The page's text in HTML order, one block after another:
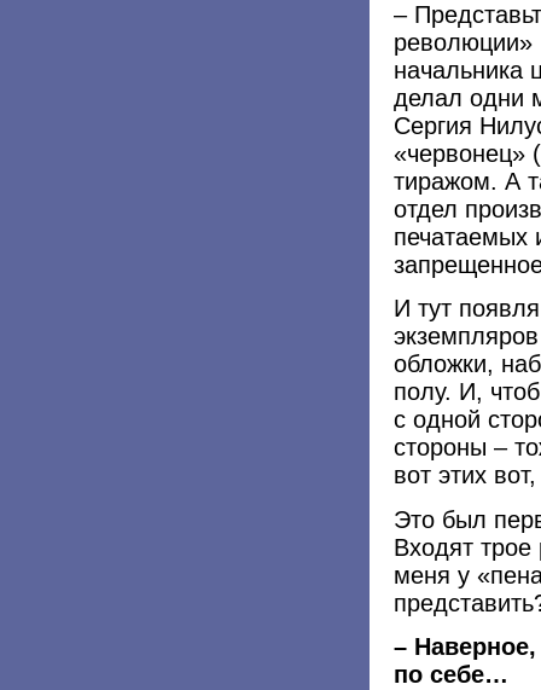
–
революции»
начальника
делал одни
Сергия
«червонец»
тиражом. А
отдел
печатаемых
И тут
обложки,
полу. И,
с одной
стороны –
вот этих
Это был
Входят трое
меня у
–
по себе…